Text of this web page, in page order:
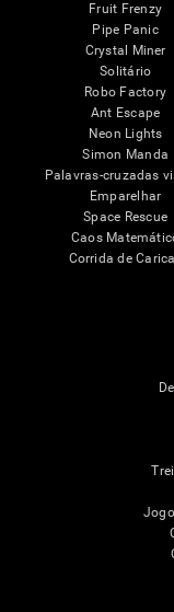
Fruit Frenzy
Pipe Panic
Crystal Miner
Solitário
Robo Factory
Ant Escape
Neon Lights
Simon Manda
Palavras-cruzadas
Emparelhar
Space Rescue
Caos
Corrida de